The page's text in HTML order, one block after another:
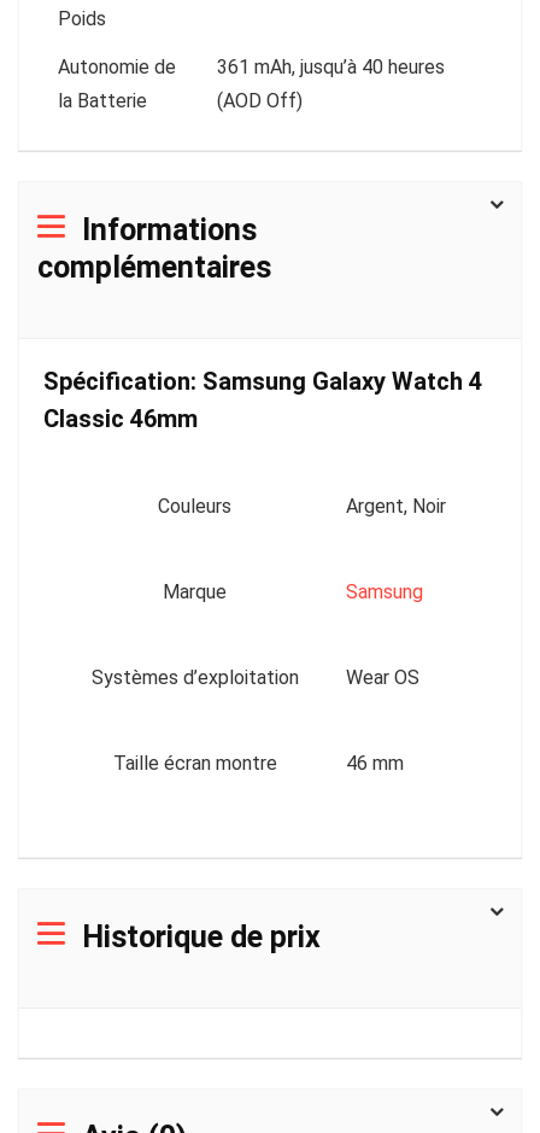
Poids
Autonomie de
la Batterie
361 mAh, jusqu’à 40 heures
(AOD Off)
Informations
complémentaires
Spécification: Samsung Galaxy Watch 4
Classic 46mm
Couleurs Argent, Noir
Marque Samsung
Systèmes d’exploitation Wear OS
Taille écran montre 46 mm
Historique de prix